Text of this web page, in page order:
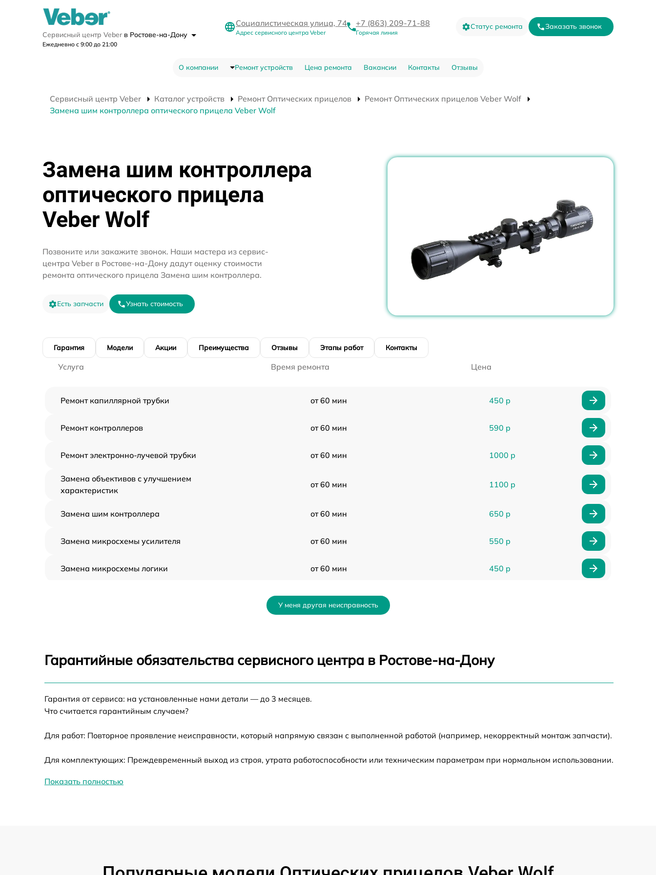
Сервисный центр Veber в Ростове-на-Дону
Ежедневно с 9:00 до 21:00
Социалистическая улица, 74
Адрес сервисного центра Veber
+7 (863) 209-71-88
Горячая линия
Статус ремонта Заказать звонок
О компании Ремонт устройств Цена ремонта Вакансии Контакты Отзывы
Сервисный центр Veber Каталог устройств Ремонт Оптических прицелов
Ремонт Оптических прицелов Veber Wolf
Замена шим контроллера оптического прицела Veber Wolf
Замена шим контроллера
оптического прицела
Veber Wolf
Позвоните или закажите звонок. Наши мастера из сервис-
центра Veber в Ростове-на-Дону дадут оценку стоимости
ремонта оптического прицела Замена шим контроллера.
Есть запчасти Узнать стоимость
Гарантия Модели Акции Преимущества Отзывы Этапы работ Контакты
Услуга Время ремонта Цена
Ремонт капиллярной трубки от 60 мин 450 р
Ремонт контроллеров от 60 мин 590 р
Ремонт электронно-лучевой трубки от 60 мин 1000 р
Замена объективов с улучшением
характеристик
от 60 мин 1100 р
Замена шим контроллера от 60 мин 650 р
Замена микросхемы усилителя от 60 мин 550 р
Замена микросхемы логики от 60 мин 450 р
от 60 мин
Калибровка и настройка тепловизора
Ремонт датчика синхроимпульсов от 60 мин 1550 р
Ремонт оптики
Восстановление питания от 60 мин 650 р
Замена ключей управления от 60 мин 590 р
У меня другая неисправность
Гарантийные обязательства сервисного центра в Ростове-на-Дону
Гарантия от сервиса: на установленные нами детали — до 3 месяцев.
Что считается гарантийным случаем?
Для работ: Повторное проявление неисправности, который напрямую связан с выполненной работой (например, некорректный монтаж запчасти).
Для комплектующих: Преждевременный выход из строя, утрата работоспособности или техническим параметрам при нормальном использовании.
Показать полностью